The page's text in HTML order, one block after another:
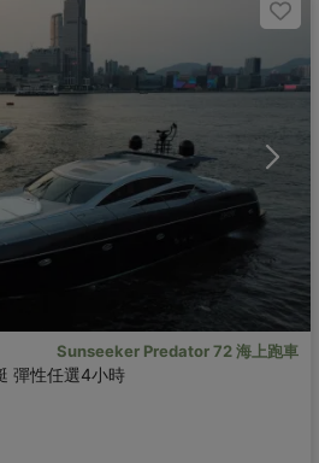
Sunseeker Predator 72 海上跑車
彈性任選4小時